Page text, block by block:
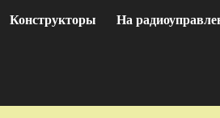
Конструкторы На